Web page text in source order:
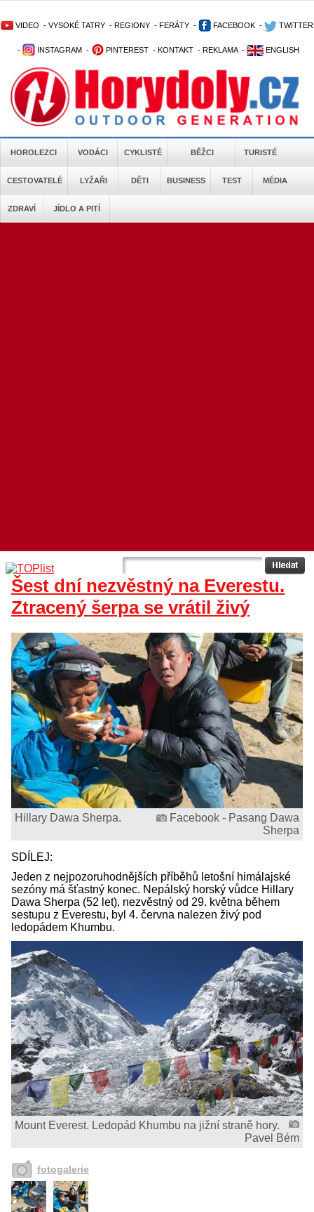
VIDEO - VYSOKÉ TATRY - REGIONY - FERÁTY - FACEBOOK - TWITTER
- INSTAGRAM - PINTEREST - KONTAKT - REKLAMA - ENGLISH
HOROLEZCI VODÁCI CYKLISTÉ BĚŽCI TURISTÉ
CESTOVATELÉ LYŽAŘI DĚTI BUSINESS TEST MÉDIA
ZDRAVÍ JÍDLO A PITÍ
Šest dní nezvěstný na Everestu.
Ztracený šerpa se vrátil živý
Hillary Dawa Sherpa.
Facebook - Pasang Dawa
Sherpa
SDÍLEJ:
Jeden z nejpozoruhodnějších příběhů letošní himálajské
sezóny má šťastný konec. Nepálský horský vůdce Hillary
Dawa Sherpa (52 let), nezvěstný od 29. května během
sestupu z Everestu, byl 4. června nalezen živý pod
ledopádem Khumbu.
Mount Everest. Ledopád Khumbu na jižní straně hory.
Pavel Bém
fotogalerie